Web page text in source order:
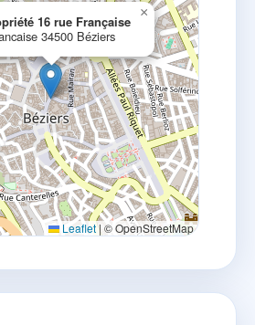
16 rue Française
34500 Béziers
×
Leaflet| © OpenStreetMap